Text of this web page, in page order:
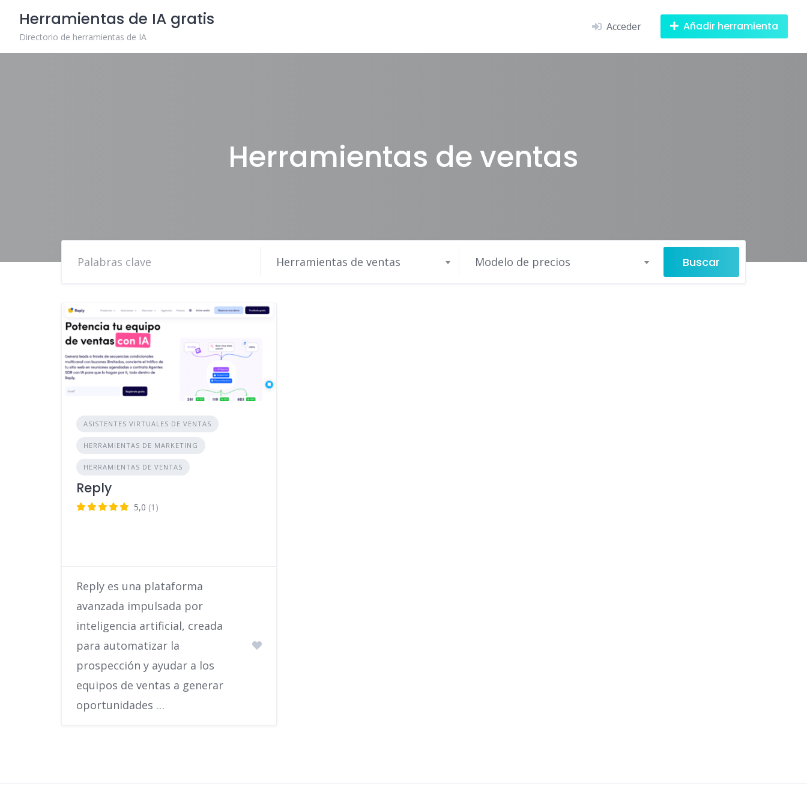
content
Herramientas de IA gratis
Directorio de herramientas de IA
Acceder Añadir herramienta
Herramientas de ventas
Herramientas de ventas Modelo de precios Buscar
ASISTENTES VIRTUALES DE VENTAS
HERRAMIENTAS DE MARKETING
HERRAMIENTAS DE VENTAS
Reply
5,0 (1)
Reply es una plataforma
avanzada impulsada por
inteligencia artificial, creada
para automatizar la
prospección y ayudar a los
equipos de ventas a generar
oportunidades …